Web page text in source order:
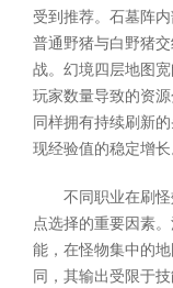
受到推荐。石墓阵
普通野猪与白野猪
战。幻境四层地图
玩家数量导致的资
同样拥有持续刷新
现经验值的稳定增长
不同职业在刷
点选择的重要因素
能，在怪物集中的
同，其输出受限于